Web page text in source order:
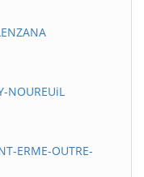
ERME-OUTRE-